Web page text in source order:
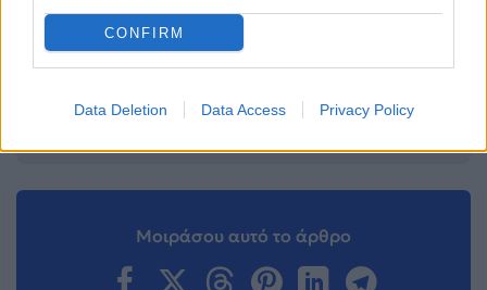
CONFIRM
Data Deletion Data Access Privacy Policy
Ακολουθήστε το
News
Ακολουθήστε το
Μοιράσου αυτό το άρθρο